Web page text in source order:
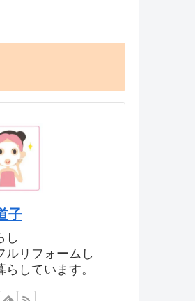
子
し
ルリフォームし
しています。